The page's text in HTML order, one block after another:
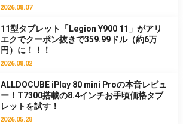
2026.08.07
11型タブレット「Legion Y900 11」がアリ
エクでクーポン抜きで359.99ドル（約6万
円）に！！！
2026.08.02
ALLDOCUBE iPlay 80 mini Proの本音レビュ
ー！T7300搭載の8.4インチお手頃価格タブ
レットを試す！
2026.05.28